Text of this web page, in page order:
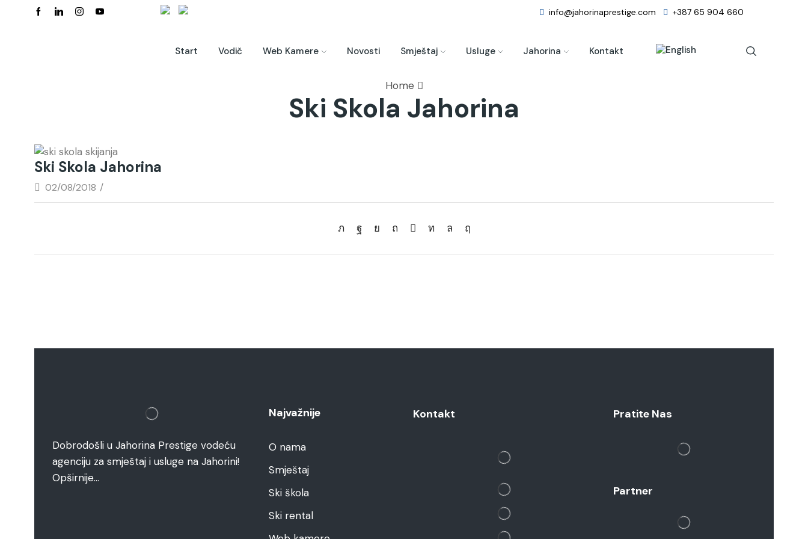
info@jahorinaprestige.com +387 65 904 660
Start Vodič Web Kamere Novosti Smještaj Usluge Jahorina Kontakt
Home
Ski Skola Jahorina
Ski Skola Jahorina
02/08/2018 /
Dobrodošli u Jahorina Prestige vodeću
agenciju za smještaj i usluge na Jahorini!
Opširnije…
Najvažnije
O nama
Smještaj
Ski škola
Ski rental
Kontakt Pratite Nas
Partner